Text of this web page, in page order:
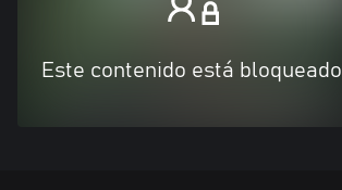
Este contenido está bloqueado